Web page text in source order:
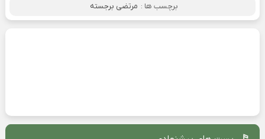
برچسب ها : مرتضی برجسته